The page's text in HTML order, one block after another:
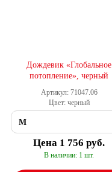
Дождевик «Глобальное
потопление», черный
Артикул: 71047.06
Цвет: черный
Цена 1 756 руб.
В наличии: 1 шт.